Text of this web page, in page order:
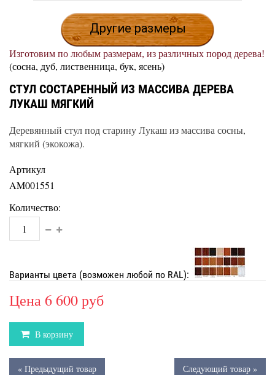
Другие размеры
Изготовим по любым размерам, из различных пород дерева!
(сосна, дуб, лиственница, бук, ясень)
СТУЛ СОСТАРЕННЫЙ ИЗ МАССИВА ДЕРЕВА
ЛУКАШ МЯГКИЙ
Деревянный стул под старину Лукаш из массива сосны,
мягкий (экокожа).
Артикул
AM001551
Количество:
Варианты цвета (возможен любой по RAL):
Цена6 600 руб
В корзину
« Предыдущий товар Следующий товар »